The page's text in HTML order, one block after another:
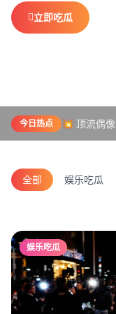
立即吃瓜
今日热点 💥 顶流偶
全部 娱乐吃瓜
娱乐吃瓜